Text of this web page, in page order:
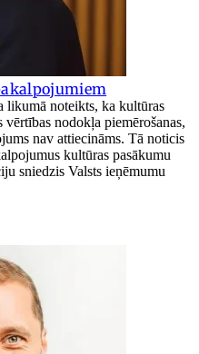
likumā noteikts, ka kultūras
nodokļa piemērošanas,
nav attiecināms. Tā noticis
kultūras pasākumu
sniedzis Valsts ieņēmumu